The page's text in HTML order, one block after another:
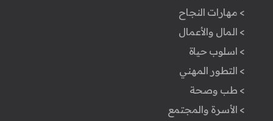
> مهارات النجاح
> المال والأعمال
> اسلوب حياة
> التطور المهني
> طب وصحة
> الأسرة والمجتمع